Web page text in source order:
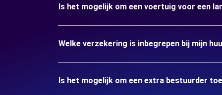
Is het mogelijk om een voertuig voor een
Welke verzekering is inbegrepen bij mijn
Is het mogelijk om een extra bestuurder